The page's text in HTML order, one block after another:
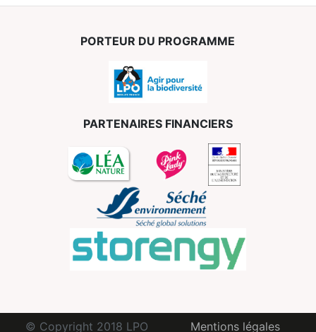
PORTEUR DU PROGRAMME
PARTENAIRES FINANCIERS
© Copyright 2018 LPO Mentions légales